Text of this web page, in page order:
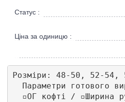
Статус :
Ціна за одиницю :
Розміри: 48-50, 52-54,
Параметри готового
▫️ОГ кофті / ▫️Ширина